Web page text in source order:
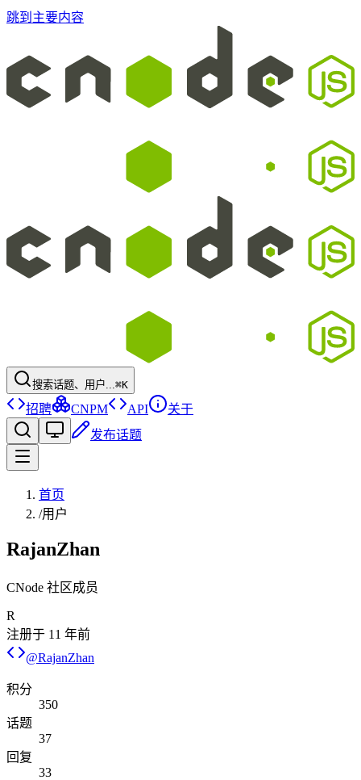
跳到主要内容
搜索话题、用户...⌘K
招聘 CNPM API
关于
发布话题
首页
/用户
RajanZhan
CNode 社区成员
R
注册于 11 年前
@RajanZhan
积分
350
话题
37
回复
33